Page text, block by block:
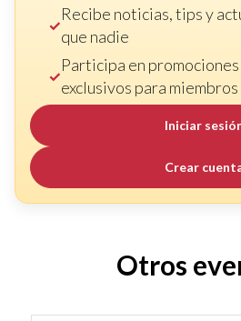
Recibe noticias, tips y
que nadie
Participa en
exclusivos para miembros
Iniciar
Crear
Otros